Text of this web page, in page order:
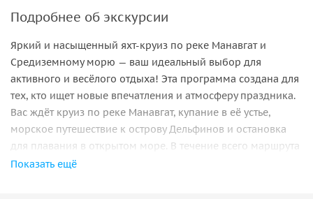
Подробнее об экскурсии
Яркий и насыщенный яхт-круиз по реке Манавгат и
Средиземному морю — ваш идеальный выбор для
активного и весёлого отдыха! Эта программа создана для
тех, кто ищет новые впечатления и атмосферу праздника.
Вас ждёт круиз по реке Манавгат, купание в её устье,
морское путешествие к острову Дельфинов и остановка
для плавания в открытом море. В течение всего маршрута
на борту звучит музыка, создающая энергичное
Показать ещё